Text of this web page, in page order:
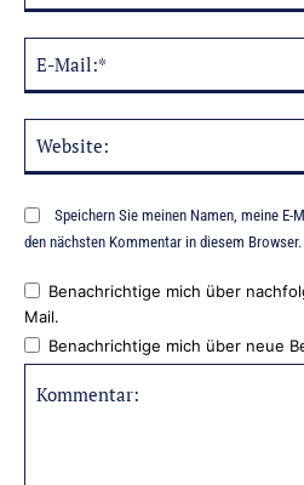
Speichern Sie meinen Namen, meine
den nächsten Kommentar in diesem Browser.
Benachrichtige mich über
Mail.
Benachrichtige mich über neue